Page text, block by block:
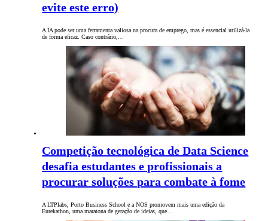
evite este erro)
A IA pode ser uma ferramenta valiosa na procura de emprego, mas é essencial utilizá-la
de forma eficaz. Caso contrário,…
Competição tecnológica de Data Science
desafia estudantes e profissionais a
procurar soluções para combate à fome
A LTPlabs, Porto Business School e a NOS promovem mais uma edição da
Eurekathon, uma maratona de geração de ideias, que…